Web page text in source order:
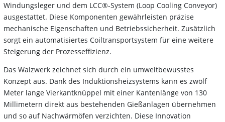
Windungsleger und dem LCC®-System (Loop Cooling Conveyor)
ausgestattet. Diese Komponenten gewährleisten präzise
mechanische Eigenschaften und Betriebssicherheit. Zusätzlich
sorgt ein automatisiertes Coiltransportsystem für eine weitere
Steigerung der Prozesseffizienz.
Das Walzwerk zeichnet sich durch ein umweltbewusstes
Konzept aus. Dank des Induktionsheizsystems kann es zwölf
Meter lange Vierkantknüppel mit einer Kantenlänge von 130
Millimetern direkt aus bestehenden Gießanlagen übernehmen
und so auf Nachwärmöfen verzichten. Diese Innovation